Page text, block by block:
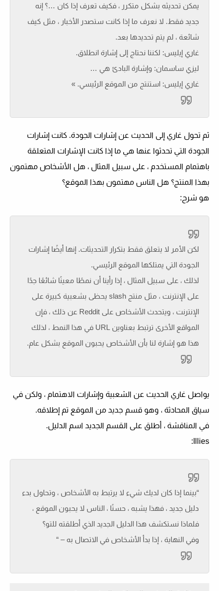
يمكن تحديثه بشكل متكرر ، فكيف تعرف إذا كان …؟ إنه
جديد فقط. لا نعرف ما إذا كانت ستصدر الأخبار ، مثل كيف
شائعة ، لم يتم تحديدها بعد.
غاري إيليس: لكننا نحتاج إلى إشارة انطلاق.
ليزي ساسمان: وإشارة البادئ هي …
غاري إيليس: استنتج من الموقع الرئيسي. »
ثم تحول غاري إلى الحديث عن إشارات الجودة. كانت إشارات
الجودة التي تحدثوا عنها هي ما إذا كانت الإشارات المتعلقة
باهتمام المستخدم ، على سبيل المثال ، هل الأشخاص مهتمون
بهذا المنتج؟ هل الناس مهتمون بهذا الموقع؟
هو شرح:
لكن الأمر لا يتعلق فقط بتكرار التحديثات. إنها أيضًا إشارات
الجودة التي يمتلكها الموقع الرئيسي.
لذلك ، على سبيل المثال ، إذا رأينا أن نمطًا معينًا شائعًا جدًا
على الإنترنت ، مثل منتج slash يحظى بشعبية كبيرة على
الإنترنت ، ويتحدث الأشخاص على Reddit عن ذلك ، فإن
المواقع الأخرى ترتبط بعناوين URL في هذا النمط ، لذلك
هذا هو إشارة لنا بأن الأشخاص يحبون الموقع بشكل عام.
يواصل غاري الحديث عن الشعبية وإشارات الاهتمام ، ولكن في
سياق المحادثة ، وهو قسم جديد من الموقع تم إطلاقه.
في المناقشة ، أطلق على القسم الجديد اسم الدليل.
Illies:
“بينما إذا كان لديك شيء لا يرتبط به الأشخاص ، وتحاول بدء
دليل جديد ، فهذا يشبه ، حسنًا ، الناس لا يحبون الموقع ،
فلماذا نستكشف هذا الدليل الجديد الذي أطلقته للتو؟
وفي النهاية ، إذا بدأ الأشخاص في الاتصال به – “